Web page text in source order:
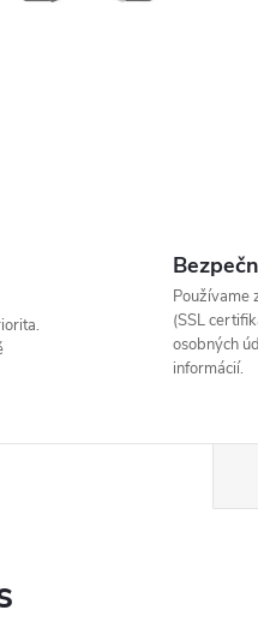
Používame
(SSL
osobných
informácií.